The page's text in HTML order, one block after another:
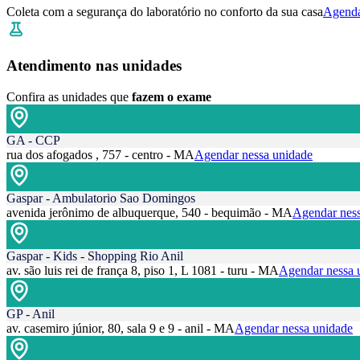
Coleta com a segurança do laboratório no conforto da sua casa
Atendimento nas unidades
Confira as unidades que fazem o exame
GA - CCP
rua dos afogados , 757 - centro - MAAgendar nessa unidade
Gaspar - Ambulatorio Sao Domingos
avenida jerônimo de albuquerque, 540 - bequimão - MAAgendar
Gaspar - Kids - Shopping Rio Anil
av. são luis rei de frança 8, piso 1, L 1081 - turu - MAAgendar nessa
GP - Anil
av. casemiro júnior, 80, sala 9 e 9 - anil - MAAgendar nessa unidade